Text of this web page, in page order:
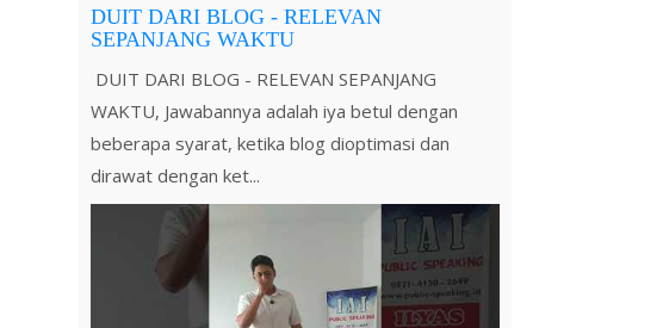
DUIT DARI BLOG - RELEVAN
SEPANJANG WAKTU
DUIT DARI BLOG - RELEVAN SEPANJANG
WAKTU, Jawabannya adalah iya betul dengan
beberapa syarat, ketika blog dioptimasi dan
dirawat dengan ket...